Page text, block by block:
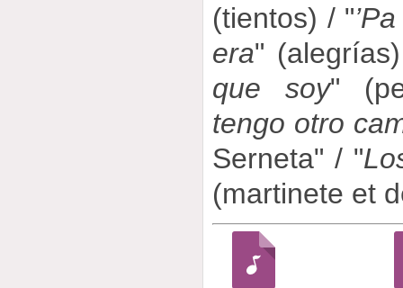
(tientos) / "
era"
que soy"
tengo otro
Serneta" / "
(martinete et